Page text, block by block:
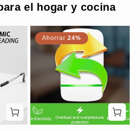
el hogar y cocina
Ahorrar 24%